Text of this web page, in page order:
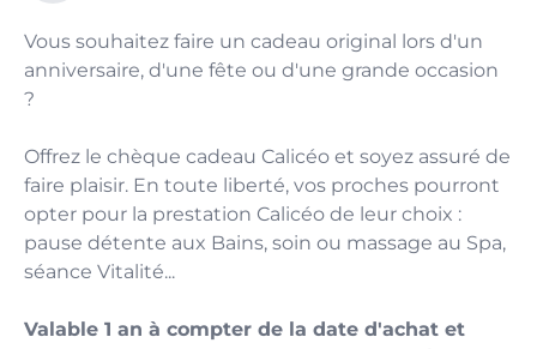
Vous souhaitez faire un cadeau original lors d'un
anniversaire, d'une fête ou d'une grande occasion
?
Offrez le chèque cadeau Calicéo et soyez assuré de
faire plaisir. En toute liberté, vos proches pourront
opter pour la prestation Calicéo de leur choix :
pause détente aux Bains, soin ou massage au Spa,
séance Vitalité...
Valable 1 an à compter de la date d'achat et